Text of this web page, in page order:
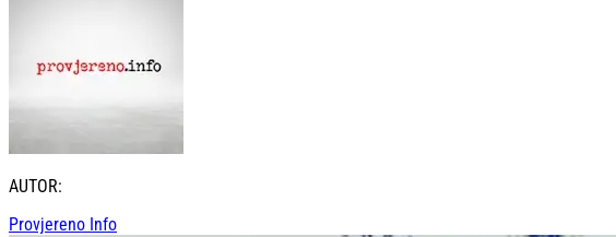
AUTOR:
Provjereno Info